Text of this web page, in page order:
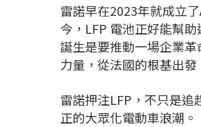
雷諾早在2023年就成立
今，LFP 電池正好能幫
誕生是要推動一場企業
力量，從法國的根基出
雷諾押注LFP，不只是
正的大眾化電動車浪潮。